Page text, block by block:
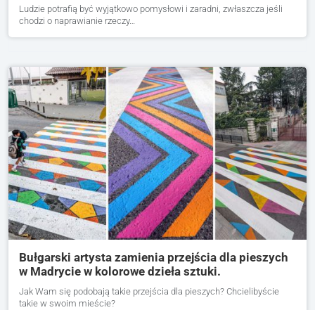
Ludzie potrafią być wyjątkowo pomysłowi i zaradni, zwłaszcza jeśli
chodzi o naprawianie rzeczy…
Bułgarski artysta zamienia przejścia dla pieszych
w Madrycie w kolorowe dzieła sztuki.
Jak Wam się podobają takie przejścia dla pieszych? Chcielibyście
takie w swoim mieście?